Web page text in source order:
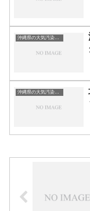
沖縄県の大気汚染・PM2.5・黄砂・エアロゾルの数値
沖縄県の大気汚染・PM2.5・黄砂・エアロゾルの数値